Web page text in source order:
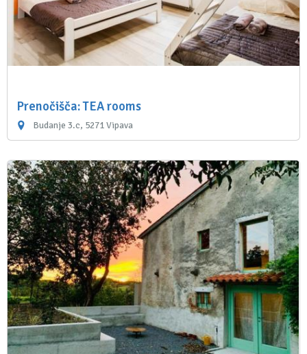
Prenočišča: TEA rooms
Budanje 3.c, 5271 Vipava